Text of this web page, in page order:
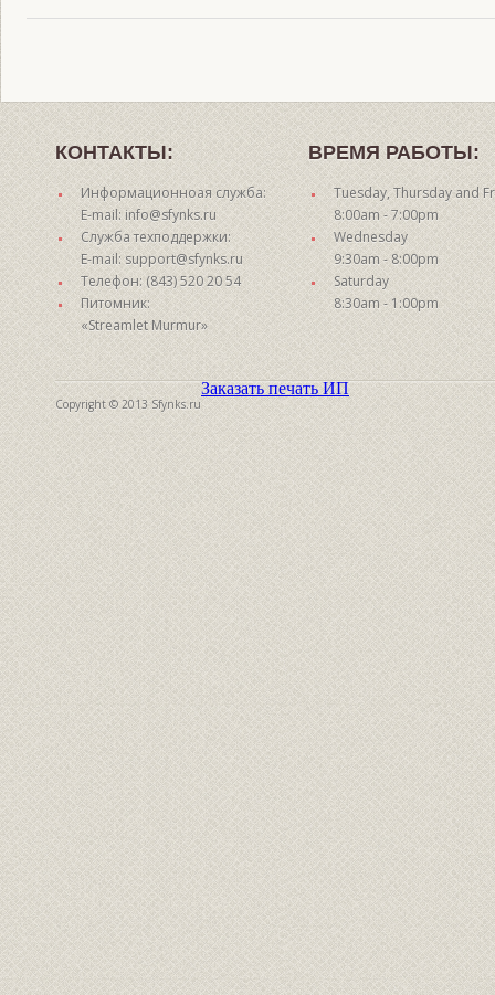
КОНТАКТЫ:
Информационноая служба:
E-mail: info@sfynks.ru
Служба техподдержки:
E-mail: support@sfynks.ru
Телефон: (843) 520 20 54
Питомник:
«Streamlet Murmur»
ВРЕМЯ РАБОТЫ:
Tuesday, Thursday and
8:00am - 7:00pm
Wednesday
9:30am - 8:00pm
Saturday
8:30am - 1:00pm
Copyright © 2013 Sfynks.ru
Заказать печать ИП